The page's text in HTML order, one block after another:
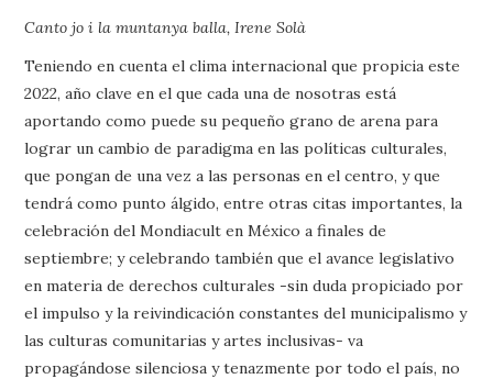
Canto jo i la muntanya balla, Irene Solà
Teniendo en cuenta el clima internacional que propicia este
2022, año clave en el que cada una de nosotras está
aportando como puede su pequeño grano de arena para
lograr un cambio de paradigma en las políticas culturales,
que pongan de una vez a las personas en el centro, y que
tendrá como punto álgido, entre otras citas importantes, la
celebración del Mondiacult en México a finales de
septiembre; y celebrando también que el avance legislativo
en materia de derechos culturales -sin duda propiciado por
el impulso y la reivindicación constantes del municipalismo y
las culturas comunitarias y artes inclusivas- va
propagándose silenciosa y tenazmente por todo el país, no